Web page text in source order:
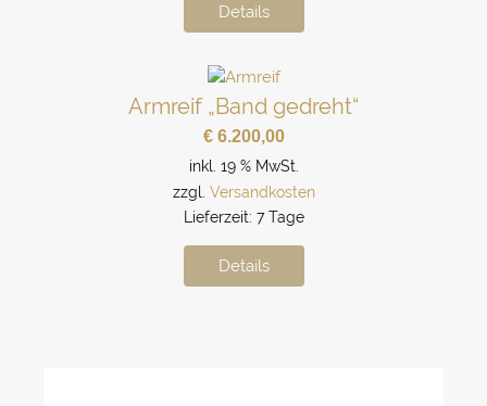
Details
Armreif „Band gedreht“
€6.200,00
inkl. 19 % MwSt.
zzgl. Versandkosten
Lieferzeit: 7 Tage
Details